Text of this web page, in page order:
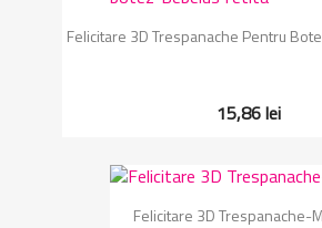
Felicitare 3D Trespanache Pentru
15,86 lei
Felicitare 3D Trespanache-